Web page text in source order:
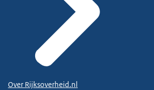
Over Rijksoverheid.nl